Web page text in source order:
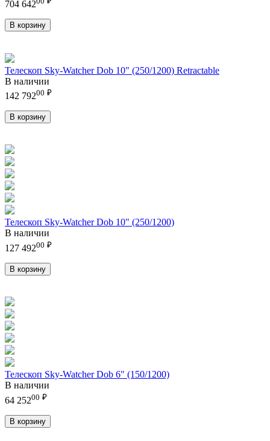
704 642
В корзину
Телескоп Sky-Watcher Dob 10" (250/1200) Retractable
В наличии
142 79200 ₽
В корзину
Телескоп Sky-Watcher Dob 10" (250/1200)
В наличии
127 49200 ₽
В корзину
Телескоп Sky-Watcher Dob 6" (150/1200)
В наличии
64 25200 ₽
В корзину